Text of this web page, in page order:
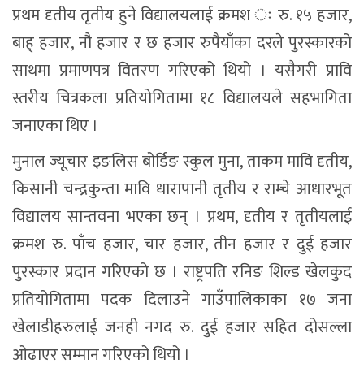
प्रथम दृतीय तृतीय हुने विद्यालयलाई क्रमश ः रु. १५ हजार,
बाह् हजार, नौ हजार र छ हजार रुपैयाँका दरले पुरस्कारको
साथमा प्रमाणपत्र वितरण गरिएको थियो । यसैगरी प्रावि
स्तरीय चित्रकला प्रतियोगितामा १८ विद्यालयले सहभागिता
जनाएका थिए ।
मुनाल ज्यूचार इङलिस बोर्डिङ स्कुल मुना, ताकम मावि दृतीय,
किसानी चन्द्रकुन्ता मावि धारापानी तृतीय र राम्चे आधारभूत
विद्यालय सान्तवना भएका छन् । प्रथम, दृतीय र तृतीयलाई
क्रमश रु. पाँच हजार, चार हजार, तीन हजार र दुई हजार
पुरस्कार प्रदान गरिएको छ । राष्ट्रपति रनिङ शिल्ड खेलकुद
प्रतियोगितामा पदक दिलाउने गाउँपालिकाका १७ जना
खेलाडीहरुलाई जनही नगद रु. दुई हजार सहित दोसल्ला
ओढाएर सम्मान गरिएको थियो ।